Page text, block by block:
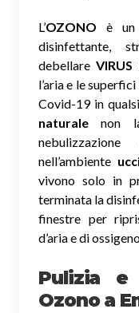
L’OZONO è un
disinfettante,
debellareVIRUS
l’aria e le
Covid-19 in
naturale non
nell’ambiente
vivono solo in
terminata la
finestre per
d’aria e di
Pulizia e
Ozono a